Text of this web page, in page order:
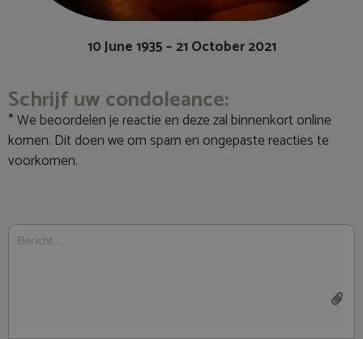
10 June 1935 – 21 October 2021
Schrijf uw condoleance:
* We beoordelen je reactie en deze zal binnenkort online
komen. Dit doen we om spam en ongepaste reacties te
voorkomen.